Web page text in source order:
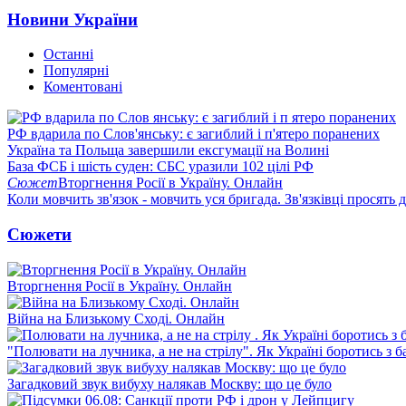
Новини України
Останні
Популярні
Коментовані
РФ вдарила по Слов'янську: є загиблий і п'ятеро поранених
Україна та Польща завершили ексгумації на Волині
База ФСБ і шість суден: СБС уразили 102 цілі РФ
СюжетВторгнення Росії в Україну. Онлайн
Коли мовчить зв'язок - мовчить уся бригада. Зв'язківці просять
Сюжети
Вторгнення Росії в Україну. Онлайн
Війна на Близькому Сході. Онлайн
"Полювати на лучника, а не на стрілу". Як Україні боротись з
Загадковий звук вибуху налякав Москву: що це було